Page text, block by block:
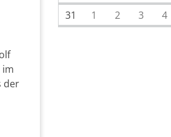
im
der
31
1 2 3 4